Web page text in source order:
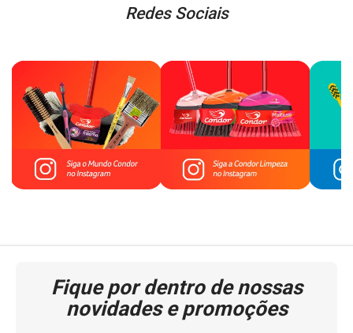
Redes Sociais
Fique por dentro de nossas
novidades e promoções